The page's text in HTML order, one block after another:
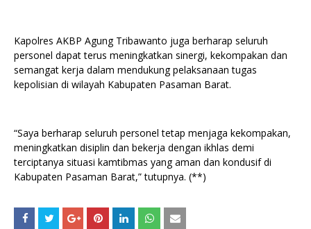
Kapolres AKBP Agung Tribawanto juga berharap seluruh
personel dapat terus meningkatkan sinergi, kekompakan dan
semangat kerja dalam mendukung pelaksanaan tugas
kepolisian di wilayah Kabupaten Pasaman Barat.
“Saya berharap seluruh personel tetap menjaga kekompakan,
meningkatkan disiplin dan bekerja dengan ikhlas demi
terciptanya situasi kamtibmas yang aman dan kondusif di
Kabupaten Pasaman Barat,” tutupnya. (**)